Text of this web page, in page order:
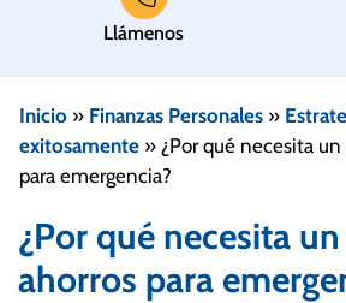
Llámenos
Inicio » Finanzas Personales »
exitosamente » ¿Por qué necesita
para emergencia?
¿Por qué necesita
ahorros para